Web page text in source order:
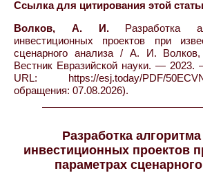
Ссылка для цитирования этой
Волков, А. И.Разработка
инвестиционных проектов при
сценарного анализа / А. И.
Вестник Евразийской науки. —
URL: https://esj.today/PDF/
обращения: 07.08.2026).
Разработка
инвестиционных проектов
параметрах